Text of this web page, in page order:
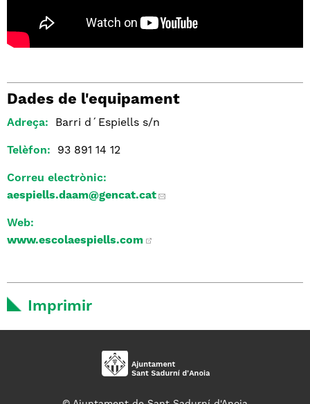
Dades de l'equipament
Adreça: Barri d´Espiells s/n
Telèfon: 93 891 14 12
Correu electrònic:
aespiells.daam@gencat.cat
Web:
www.escolaespiells.com
Imprimir